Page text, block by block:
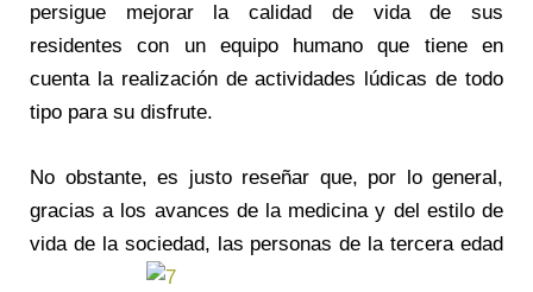
persigue mejorar la calidad de vida de sus
residentes con un equipo humano que tiene en
cuenta la realización de actividades lúdicas de todo
tipo para su disfrute.
No obstante, es justo reseñar que, por lo general,
gracias a los avances de la medicina y del estilo de
vida de la sociedad, las personas de la tercera edad